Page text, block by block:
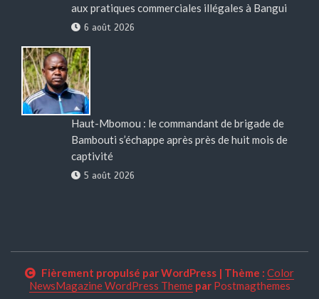
aux pratiques commerciales illégales à Bangui
6 août 2026
Haut-Mbomou : le commandant de brigade de
Bambouti s’échappe après près de huit mois de
captivité
5 août 2026
Fièrement propulsé par WordPress | Thème : Color
NewsMagazine WordPress Themepar Postmagthemes